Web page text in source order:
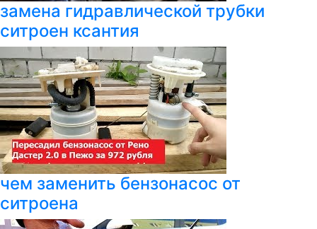
замена гидравлической трубки
ситроен ксантия
чем заменить бензонасос от
ситроена